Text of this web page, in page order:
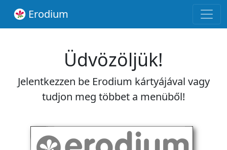
Erodium
Üdvözöljük!
Jelentkezzen be Erodium kártyájával vagy
tudjon meg többet a menüből!